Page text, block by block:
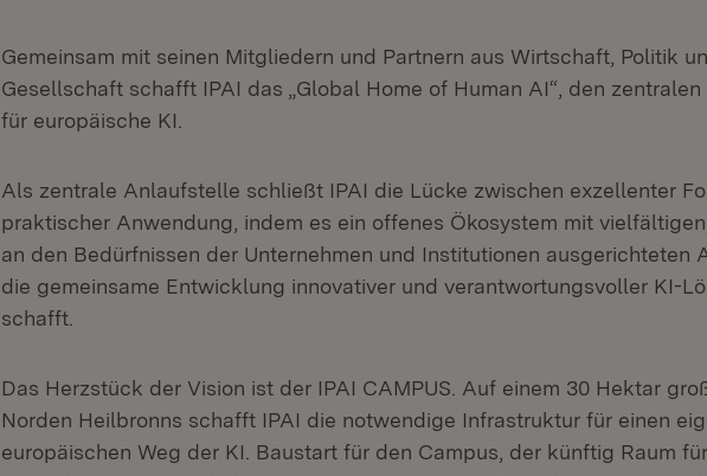
Gemeinsam mit seinen Mitgliedern und Partnern aus Wirtschaft, Politik
Gesellschaft schafft IPAI das „Global Home of Human AI“, den
für europäische KI.
Als zentrale Anlaufstelle schließt IPAI die Lücke zwischen exzellenter
praktischer Anwendung, indem es ein offenes Ökosystem mit
an den Bedürfnissen der Unternehmen und Institutionen ausgerichteten
die gemeinsame Entwicklung innovativer und verantwortungsvoller KI-
schafft.
Das Herzstück der Vision ist der IPAI CAMPUS. Auf einem 30 Hektar
Norden Heilbronns schafft IPAI die notwendige Infrastruktur für einen
europäischen Weg der KI. Baustart für den Campus, der künftig Raum